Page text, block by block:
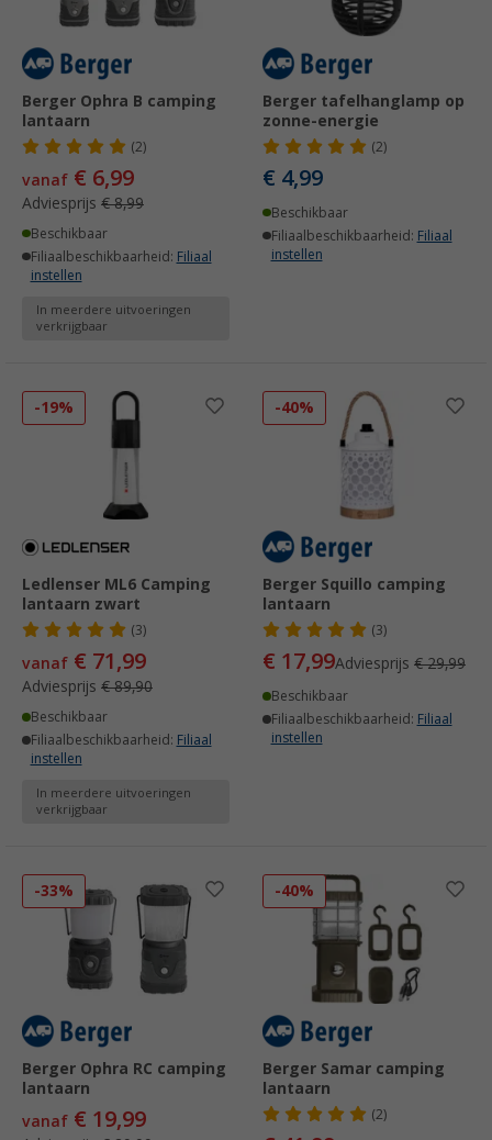
Berger Ophra B camping
lantaarn
(2)
vanaf € 6,99
Adviesprijs € 8,99
Beschikbaar
Filiaalbeschikbaarheid: Filiaal
instellen
In meerdere uitvoeringen
verkrijgbaar
Berger tafelhanglamp op
zonne-energie
(2)
€ 4,99
Beschikbaar
Filiaalbeschikbaarheid: Filiaal
instellen
-19%
Ledlenser ML6 Camping
lantaarn zwart
(3)
vanaf € 71,99
Adviesprijs € 89,90
Beschikbaar
Filiaalbeschikbaarheid: Filiaal
instellen
In meerdere uitvoeringen
verkrijgbaar
-40%
Berger Squillo camping
lantaarn
(3)
€ 17,99Adviesprijs € 29,99
Beschikbaar
Filiaalbeschikbaarheid: Filiaal
instellen
-33%
Berger Ophra RC camping
lantaarn
vanaf € 19,99
-40%
Berger Samar camping
lantaarn
(2)